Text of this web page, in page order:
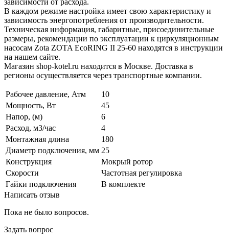
зависимости от расхода.
В каждом режиме настройка имеет свою характеристику и
зависимость энергопотребления от производительности.
Техническая информация, габаритные, присоединительные
размеры, рекомендации по эксплуатации к циркуляционным
насосам Zota ZOTA EcoRING II 25-60 находятся в инструкции
на нашем сайте.
Магазин shop-kotel.ru находится в Москве. Доставка в
регионы осуществляется через транспортные компании.
Рабочее давление, Атм
10
Мощность, Вт
45
Напор, (м)
6
Расход, м3/час
4
Монтажная длина
180
Диаметр подключения, мм 25
Конструкция
Мокрый ротор
Скорости
Частотная регулировка
Гайки подключения
В комплекте
Написать отзыв
Пока не было вопросов.
Задать вопрос